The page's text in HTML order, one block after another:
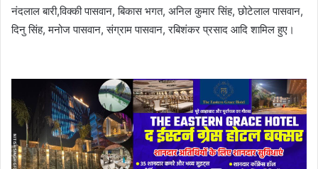
नंदलाल बारी,विक्की पासवान, बिकास भगत, अनिल कुमार सिंह, छोटेलाल पासवान,
दिनु सिंह, मनोज पासवान, संग्राम पासवान, रबिशंकर प्रसाद आदि शामिल हुए।